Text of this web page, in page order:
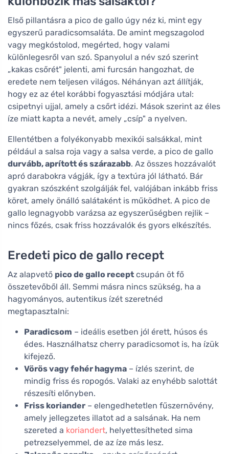
Első pillantásra a pico de gallo úgy néz ki, mint egy
egyszerű paradicsomsaláta. De amint megszagolod
vagy megkóstolod, megérted, hogy valami
különlegesről van szó. Spanyolul a név szó szerint
„kakas csőrét" jelenti, ami furcsán hangozhat, de
eredete nem teljesen világos. Néhányan azt állítják,
hogy ez az étel korábbi fogyasztási módjára utal:
csipetnyi ujjal, amely a csőrt idézi. Mások szerint az éles
íze miatt kapta a nevét, amely „csíp" a nyelven.
Ellentétben a folyékonyabb mexikói salsákkal, mint
például a salsa roja vagy a salsa verde, a pico de gallo
durvább, aprított és szárazabb. Az összes hozzávalót
apró darabokra vágják, így a textúra jól látható. Bár
gyakran szószként szolgálják fel, valójában inkább friss
köret, amely önálló salátaként is működhet. A pico de
gallo legnagyobb varázsa az egyszerűségben rejlik –
nincs főzés, csak friss hozzávalók és gyors elkészítés.
Eredeti pico de gallo recept
Az alapvető pico de gallo recept csupán öt fő
összetevőből áll. Semmi másra nincs szükség, ha a
hagyományos, autentikus ízét szeretnéd
megtapasztalni:
Paradicsom – ideális esetben jól érett, húsos és
édes. Használhatsz cherry paradicsomot is, ha ízük
kifejező.
Vörös vagy fehér hagyma – ízlés szerint, de
mindig friss és ropogós. Valaki az enyhébb salottát
részesíti előnyben.
Friss koriander – elengedhetetlen fűszernövény,
amely jellegzetes illatot ad a salsának. Ha nem
szereted a koriandert, helyettesítheted sima
petrezselyemmel, de az íze más lesz.